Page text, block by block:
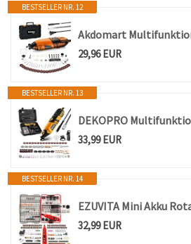
BESTSELLER NR. 12
29,96 EUR
BESTSELLER NR. 13
33,99 EUR
BESTSELLER NR. 14
32,99 EUR